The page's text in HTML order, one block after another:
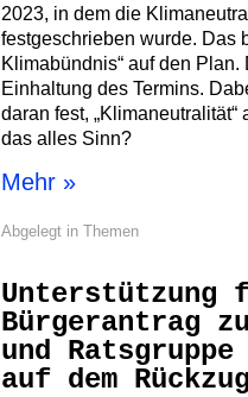
2023, in dem die
festgeschrieben wurde. Das
Klimabündnis“ auf den
Einhaltung des Termins.
daran fest,
das alles Sinn?
Mehr »
Abgelegt in Themen
Unterstützung
Bürgerantrag
und Ratsgruppe
auf dem